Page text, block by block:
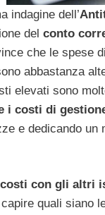
indagine dell’
del conto
che le spese
abbastanza
elevati sono
i costi di
e dedicando un
costi con gli altri
quali siano